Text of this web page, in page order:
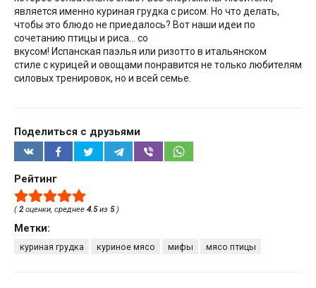
является именно куриная грудка с рисом. Но что делать,
чтобы это блюдо не приедалось? Вот наши идеи по
сочетанию птицы и риса… со
вкусом! Испанская паэлья или ризотто в итальянском
стиле с курицей и овощами понравится не только любителям
силовых тренировок, но и всей семье.
Поделиться с друзьями
Рейтинг
(2оценки, среднее 4.5из 5)
Метки:
куриная грудка куриное мясо мифы мясо птицы